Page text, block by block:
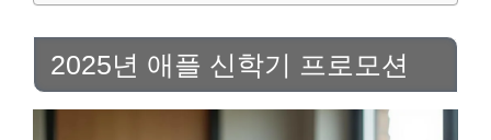
2025년 애플 신학기 프로모션